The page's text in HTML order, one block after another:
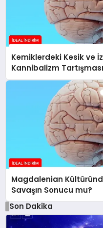
Kemiklerdeki Kesik ve
Kannibalizm Tartışması
Magdalenian
Savaşın Sonucu mu?
Son Dakika